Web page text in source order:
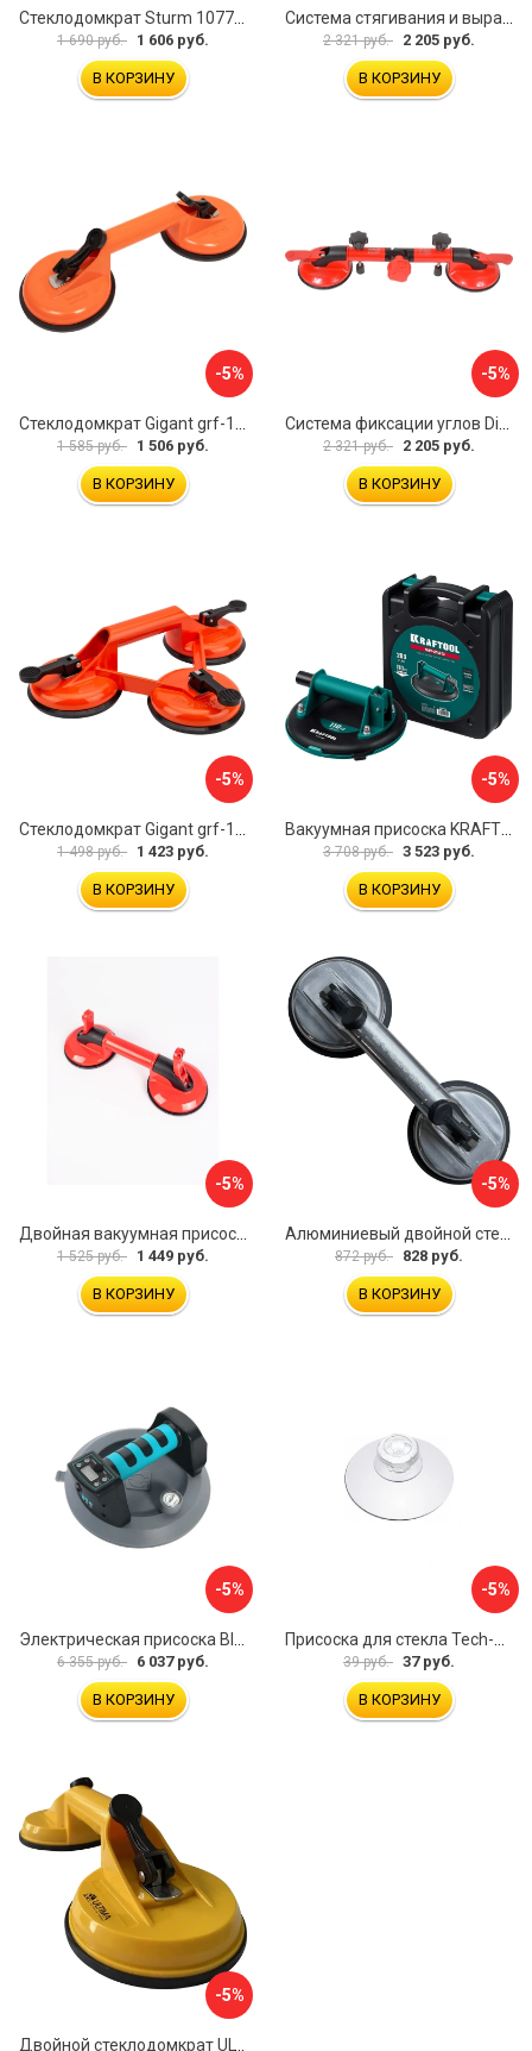
1 690 руб. 1 606 руб.
В КОРЗИНУ
2 321 руб. 2 205 руб.
В КОРЗИНУ
-5%
1 585 руб. 1 506 руб.
В КОРЗИНУ
-5%
2 321 руб. 2 205 руб.
В КОРЗИНУ
-5%
1 498 руб. 1 423 руб.
В КОРЗИНУ
-5%
3 708 руб. 3 523 руб.
В КОРЗИНУ
-5%
Двойная вакуумная присоска ARMA P620
1 525 руб. 1 449 руб.
В КОРЗИНУ
-5%
Алюминиевый двойной стеклодомкрат УправДом 4100002750
872 руб. 828 руб.
В КОРЗИНУ
-5%
6 355 руб. 6 037 руб.
В КОРЗИНУ
-5%
39 руб. 37 руб.
В КОРЗИНУ
-5%
Двойной стеклодомкрат ULTIMA 2